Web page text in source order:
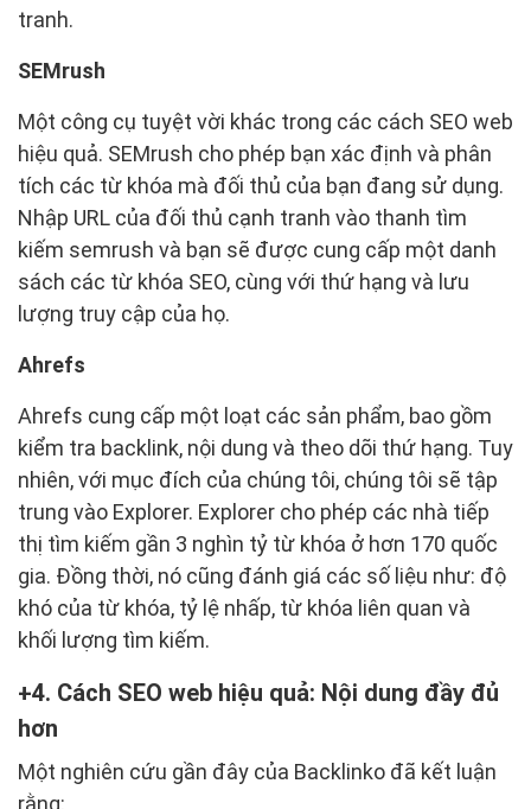
tranh.
SEMrush
Một công cụ tuyệt vời khác trong các cách SEO web
hiệu quả. SEMrush cho phép bạn xác định và phân
tích các từ khóa mà đối thủ của bạn đang sử dụng.
Nhập URL của đối thủ cạnh tranh vào thanh tìm
kiếm semrush và bạn sẽ được cung cấp một danh
sách các từ khóa SEO, cùng với thứ hạng và lưu
lượng truy cập của họ.
Ahrefs
Ahrefs cung cấp một loạt các sản phẩm, bao gồm
kiểm tra backlink, nội dung và theo dõi thứ hạng. Tuy
nhiên, với mục đích của chúng tôi, chúng tôi sẽ tập
trung vào Explorer. Explorer cho phép các nhà tiếp
thị tìm kiếm gần 3 nghìn tỷ từ khóa ở hơn 170 quốc
gia. Đồng thời, nó cũng đánh giá các số liệu như: độ
khó của từ khóa, tỷ lệ nhấp, từ khóa liên quan và
khối lượng tìm kiếm.
4. Cách SEO web hiệu quả: Nội dung đầy đủ
hơn
Một nghiên cứu gần đây của Backlinko đã kết luận
rằng: